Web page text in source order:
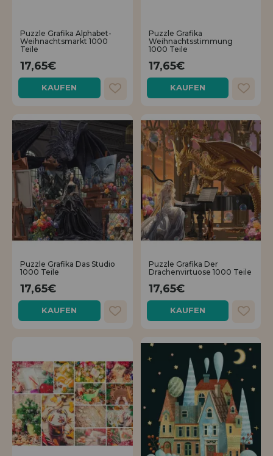
Puzzle Grafika Alphabet-
Weihnachtsmarkt 1000
Teile
17,65€
KAUFEN
Puzzle Grafika
Weihnachtsstimmung
1000 Teile
17,65€
KAUFEN
Puzzle Grafika Das Studio
1000 Teile
17,65€
KAUFEN
Puzzle Grafika Der
Drachenvirtuose 1000 Teile
17,65€
KAUFEN